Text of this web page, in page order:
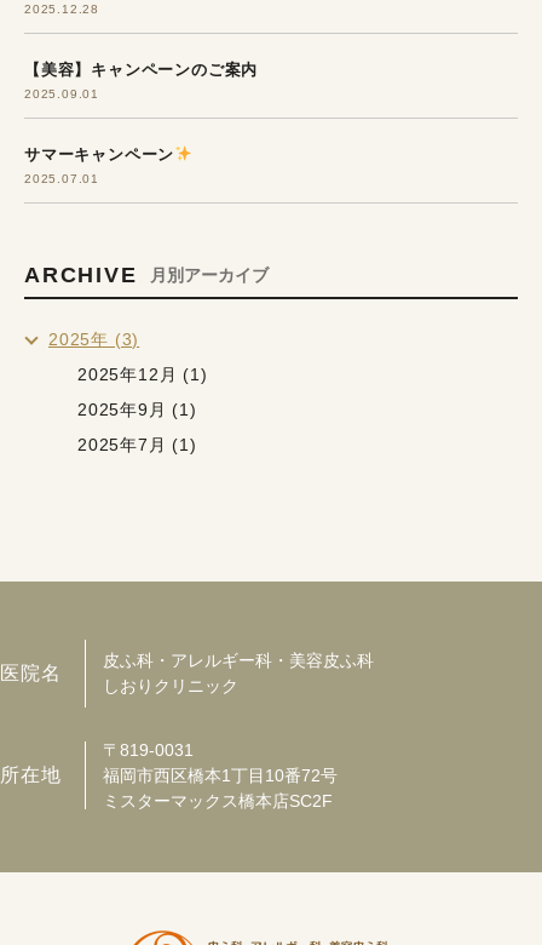
2025.12.28
【美容】キャンペーンのご案内
2025.09.01
サマーキャンペーン
2025.07.01
ARCHIVE 月別アーカイブ
2025年 (3)
2025年12月 (1)
2025年9月 (1)
2025年7月 (1)
医院名
皮ふ科・アレルギー科・美容皮ふ科
しおりクリニック
所在地
〒819-0031
福岡市西区橋本1丁目10番72号
ミスターマックス橋本店SC2F